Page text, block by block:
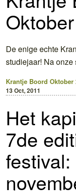
De enige echte
studiejaar! Na
Krantje Boord Oktober
13 Oct, 2011
Het
7de